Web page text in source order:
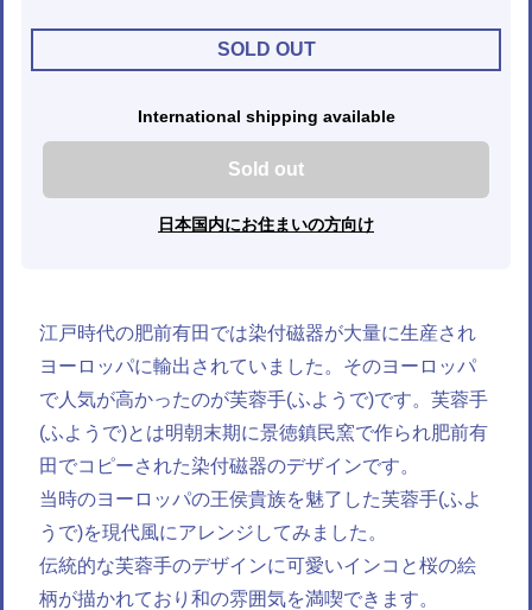
SOLD OUT
International shipping available
Sold out
日本国内にお住まいの方向け
江戸時代の肥前有田では染付磁器が大量に生産され
ヨーロッパに輸出されていました。そのヨーロッパ
で人気が高かったのが芙蓉手(ふようで)です。芙蓉手
(ふようで)とは明朝末期に景徳鎮民窯で作られ肥前有
田でコピーされた染付磁器のデザインです。
当時のヨーロッパの王侯貴族を魅了した芙蓉手(ふよ
うで)を現代風にアレンジしてみました。
伝統的な芙蓉手のデザインに可愛いインコと桜の絵
柄が描かれており和の雰囲気を満喫できます。